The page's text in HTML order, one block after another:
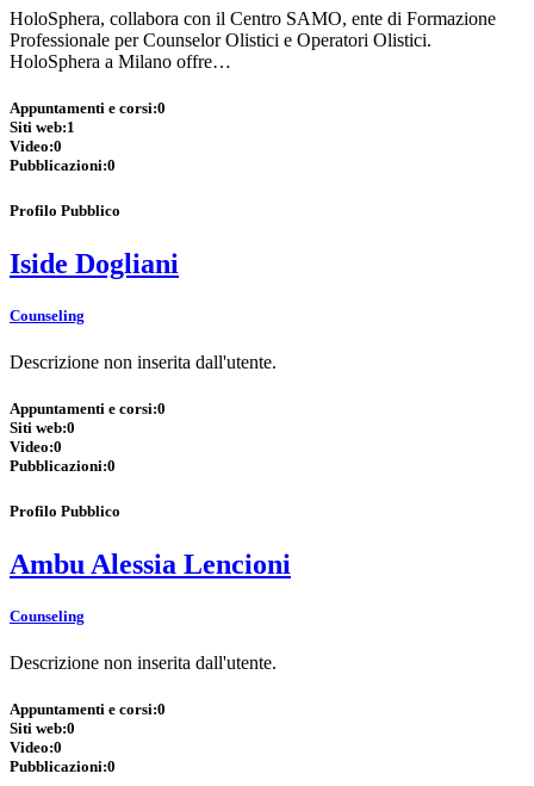
HoloSphera, collabora con il Centro SAMO, ente di Formazione
Professionale per Counselor Olistici e Operatori Olistici.
HoloSphera a Milano offre…
Appuntamenti e corsi:0
Siti web:1
Video:0
Pubblicazioni:0
Profilo Pubblico
Iside Dogliani
Counseling
Descrizione non inserita dall'utente.
Appuntamenti e corsi:0
Siti web:0
Video:0
Pubblicazioni:0
Profilo Pubblico
Ambu Alessia Lencioni
Counseling
Descrizione non inserita dall'utente.
Appuntamenti e corsi:0
Siti web:0
Video:0
Pubblicazioni:0